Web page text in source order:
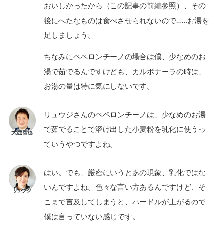
おいしかったから（この記事の前編参照）、その
後にへたなものは食べさせられないので……お湯を
足しましょう。
ちなみにペペロンチーノの場合は僕、少なめのお
湯で茹でるんですけども、カルボナーラの時は、
お湯の量は特に気にしないです。
リュウジさんのペペロンチーノは、少なめのお湯
で茹でることで溶け出した小麦粉を乳化に使うっ
ていうやつですよね。
はい。でも、厳密にいうとあの現象、乳化ではな
いんですよね。色々な言い方あるんですけど、そ
こまで言及してしまうと、ハードルが上がるので
僕は言っていない感じです。